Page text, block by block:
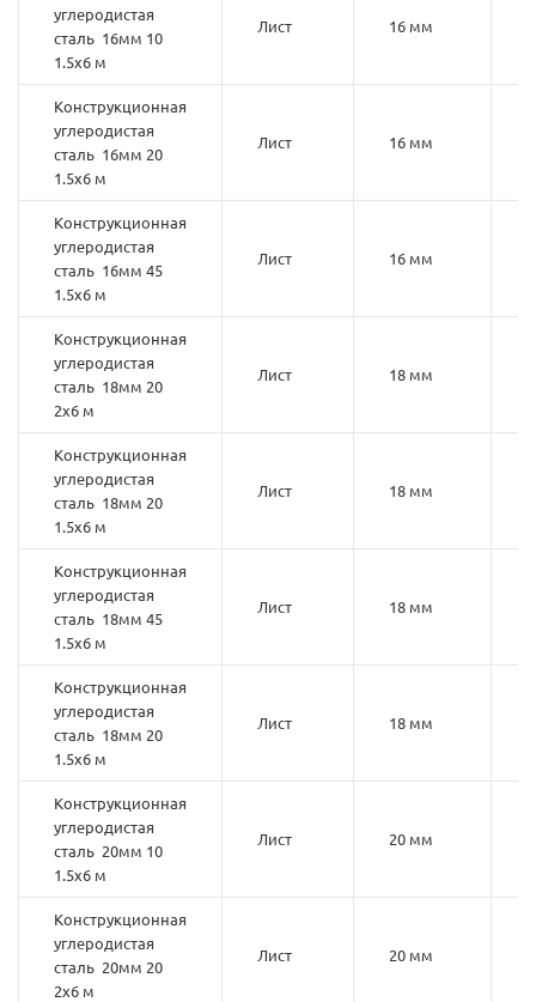
углеродистая
сталь 16мм 10
1.5х6 м
Лист 16 мм
Конструкционная
углеродистая
сталь 16мм 20
1.5х6 м
Лист 16 мм
Конструкционная
углеродистая
сталь 16мм 45
1.5х6 м
Лист 16 мм
Конструкционная
углеродистая
сталь 18мм 20
2х6 м
Лист 18 мм
Конструкционная
углеродистая
сталь 18мм 20
1.5х6 м
Лист 18 мм
Конструкционная
углеродистая
сталь 18мм 45
1.5х6 м
Лист 18 мм
Конструкционная
углеродистая
сталь 18мм 20
1.5х6 м
Лист 18 мм
Конструкционная
углеродистая
сталь 20мм 10
1.5х6 м
Лист 20 мм
Конструкционная
углеродистая
сталь 20мм 20
2х6 м
Лист 20 мм